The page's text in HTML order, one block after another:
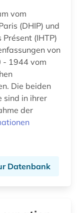
vom
(DHIP) und
(IHTP)
von
- 1944 vom
sind in ihrer
der
Datenbank